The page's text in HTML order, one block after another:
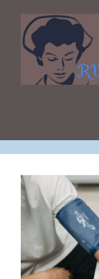
content